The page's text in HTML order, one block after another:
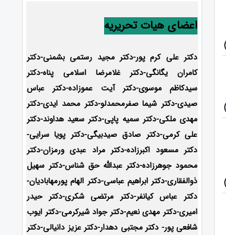
اعضای هیات تحریریه
دکتر علی کرم پور-دکتر مجید رستمی بشمنی-دکتر
کامران یگانگی-دکتر غلامرضا اسلامی پناه-دکتر
سیدکاظم موسوی-دکتر آیت عموزاده-دکتر عباس
صیدی-دکتر شیما صفرمحمدلو-دکتر محمد ایدی-دکتر
مهدی ملکی-دکتر سمیه پاپی-دکتر سعید هداوند-دکتر
علی کرمی-دکتر صادق صیدبیگی-دکتر پویا سرایی-
دکتر مسعود اکبرزاده-دکتر مراد عبدی ورمزان-دکتر
محمود جوهرزاده-دکتر عبدالله حق شناس-دکتر سهیل
ذوالفقاری-دکتر ابراهیم عباسی-دکتر الهام پورمهابادیان-
دکتر عباس کیانفر-دکتر مرتضی شکری-دکتر حیدر
امیری-دکتر مهدی نعیم-دکتر جواد شیرکرمی-دکتر ایوب
شافعی پور- دکتر مجتبی دهدار-دکتر عزیز دانیالی-دکتر